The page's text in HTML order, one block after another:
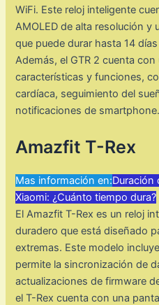
WiFi. Este reloj inteligente
AMOLED de alta resolución y
que puede durar hasta 14
Además, el GTR 2 cuenta
características y funciones,
cardíaca, seguimiento del
notificaciones de smartphone.
Amazfit T-Rex
Mas información en:Duración
Xiaomi: ¿Cuánto tiempo dura?
El Amazfit T-Rex es un reloj
duradero que está diseñado
extremas. Este modelo
permite la sincronización de
actualizaciones de firmware
el T-Rex cuenta con una